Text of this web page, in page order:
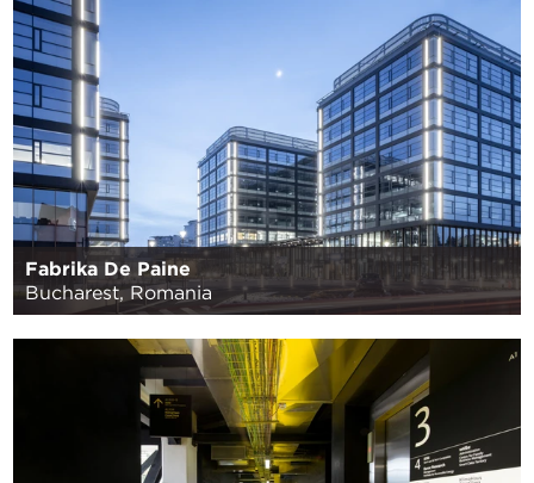
Fabrika De Paine
Bucharest, Romania